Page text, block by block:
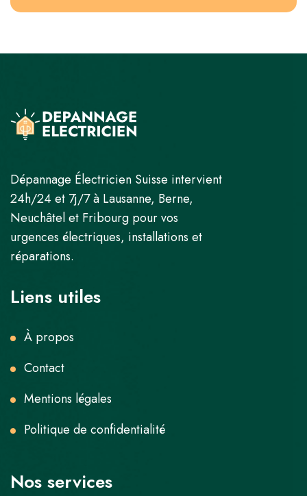
Dépannage Électricien Suisse intervient
24h/24 et 7j/7 à Lausanne, Berne,
Neuchâtel et Fribourg pour vos
urgences électriques, installations et
réparations.
Liens utiles
À propos
Contact
Mentions légales
Politique de confidentialité
Nos services